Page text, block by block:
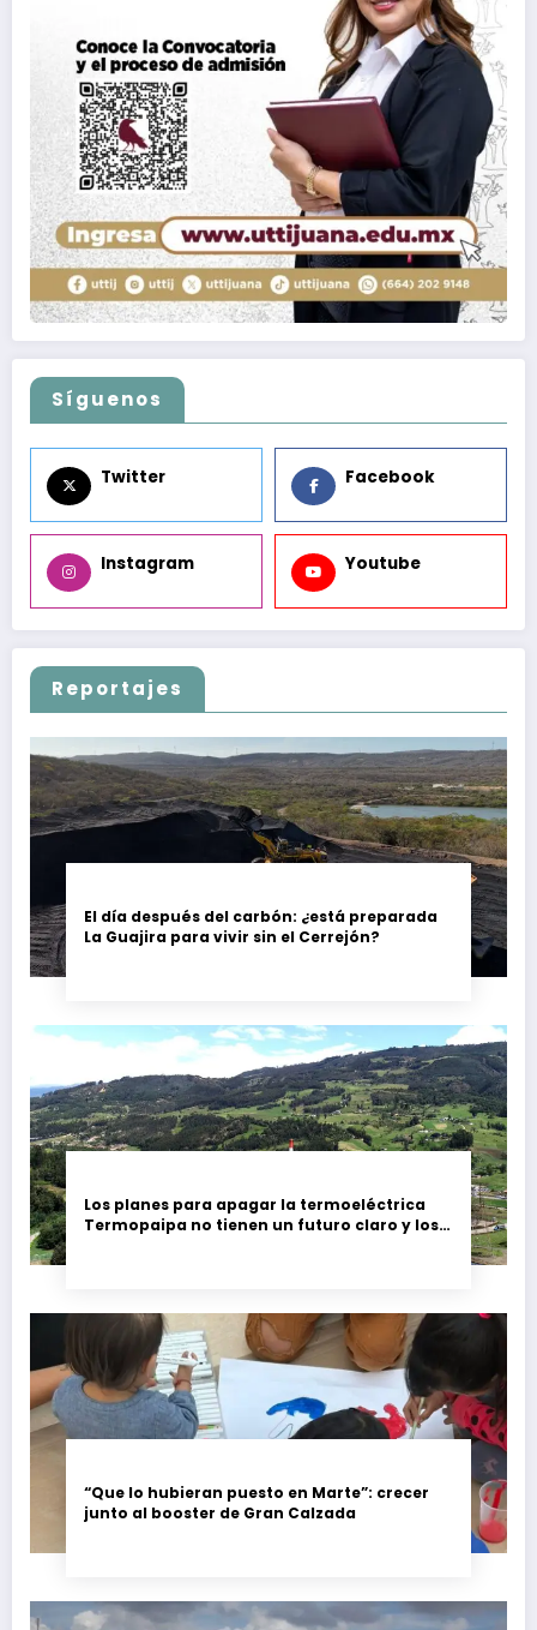
Síguenos
Twitter Facebook
Instagram Youtube
Reportajes
El día después del carbón: ¿está preparada
La Guajira para vivir sin el Cerrejón?
Los planes para apagar la termoeléctrica
Termopaipa no tienen un futuro claro y los
“Que lo hubieran puesto en Marte”: crecer
junto al booster de Gran Calzada